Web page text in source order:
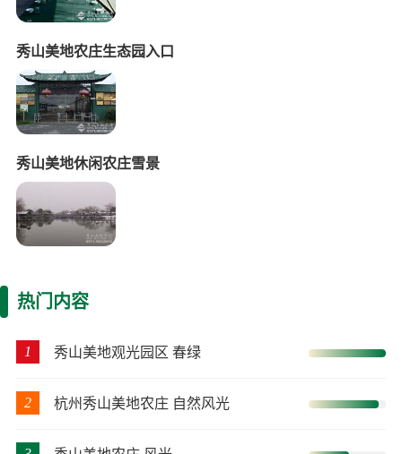
秀山美地农庄生态园入口
秀山美地休闲农庄雪景
热门内容
1 秀山美地观光园区 春绿
2 杭州秀山美地农庄 自然风光